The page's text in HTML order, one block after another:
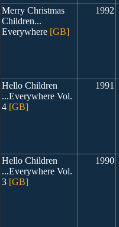
Merry Christmas
Children...
Everywhere [GB]
1992
Hello Children
...Everywhere Vol.
4 [GB]
1991
Hello Children
...Everywhere Vol.
3 [GB]
1990